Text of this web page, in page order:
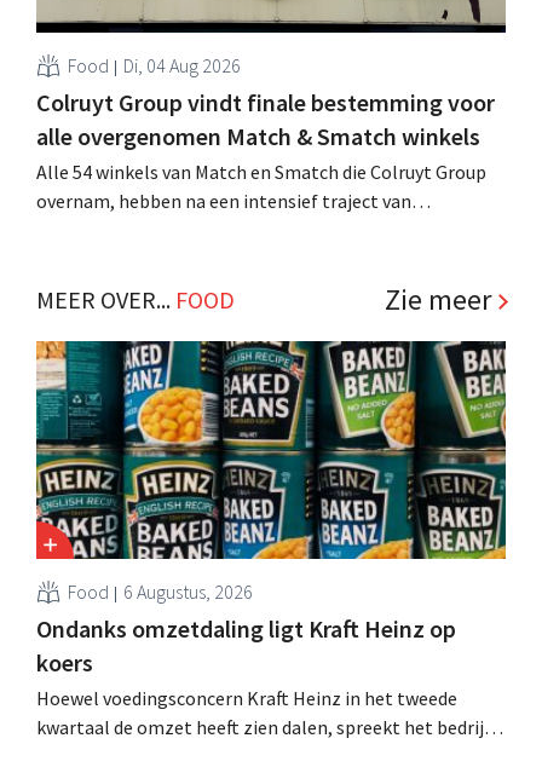
Food Di, 04 Aug 2026
Colruyt Group vindt finale bestemming voor
alle overgenomen Match & Smatch winkels
Alle 54 winkels van Match en Smatch die Colruyt Group
overnam, hebben na een intensief traject van
.MEER OVER... FOOD Zie meer
Food 6 Augustus, 2026
Ondanks omzetdaling ligt Kraft Heinz op
koers
Hoewel voedingsconcern Kraft Heinz in het tweede
kwartaal de omzet heeft zien dalen, spreekt het bedrijf